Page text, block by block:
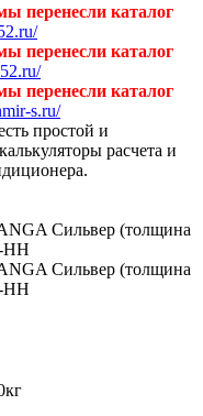
перенесли каталог
перенесли каталог
перенесли каталог
s.ru/
простой и
расчета и